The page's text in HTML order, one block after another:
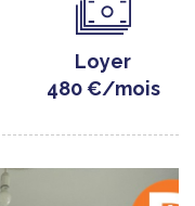
Loyer
480 €/mois